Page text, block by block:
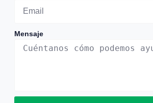
Mensaje